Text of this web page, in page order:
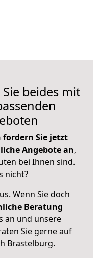
beides mit
fordern Sie jetzt
Angebote an,
bei Ihnen sind.
nicht?
Wenn Sie doch
Beratung
an und unsere
Sie gerne auf
Brastelburg.